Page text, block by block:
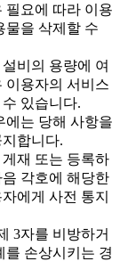
필요에 따라 이용
물을 삭제할 수
비의 용량에 여
이용자의 서비스
있습니다.
는 당해 사항을
합니다.
재 또는 등록하
각호에 해당한
에게 사전 통지
3자를 비방하거
를 손상시키는 경